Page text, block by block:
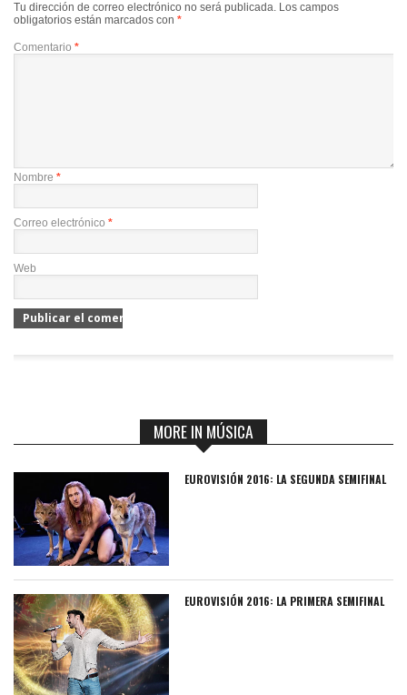
Tu dirección de correo electrónico no será publicada. Los campos
obligatorios están marcados con *
Comentario *
Nombre *
Correo electrónico *
Web
MORE IN MÚSICA
EUROVISIÓN 2016: LA SEGUNDA SEMIFINAL
EUROVISIÓN 2016: LA PRIMERA SEMIFINAL